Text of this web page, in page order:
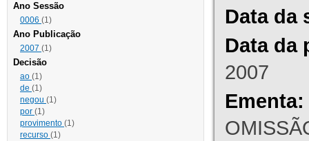
Ano Sessão
0006 (1)
Ano Publicação
2007 (1)
Decisão
ao (1)
de (1)
negou (1)
por (1)
provimento (1)
recurso (1)
Data da
Data da
2007
Ementa: